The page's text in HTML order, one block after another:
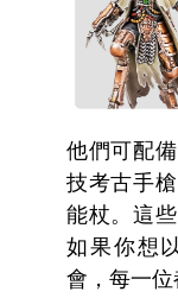
他們可配
技考古手
能杖。這
如果你想
會，每一位